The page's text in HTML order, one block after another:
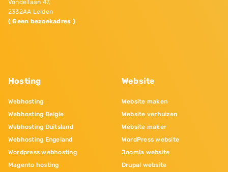
Vondellaan 47,
2332AA Leiden
( Geen bezoekadres )
Hosting
Webhosting
Webhosting Belgie
Webhosting Duitsland
Webhosting Engeland
Wordpress webhosting
Magento hosting
Website
Website maken
Website verhuizen
Website maker
WordPress website
Joomla website
Drupal website